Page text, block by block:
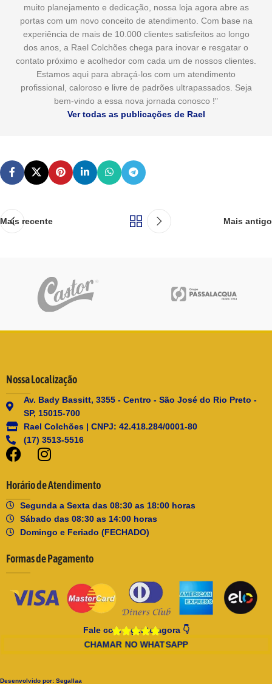
muito planejamento e dedicação, nossa loja agora abre as
portas com um novo conceito de atendimento. Com base na
experiência de mais de 10.000 clientes satisfeitos ao longo
dos anos, a Rael Colchões chega para inovar e resgatar o
contato próximo e acolhedor com cada um de nossos clientes.
Estamos aqui para abraçá-los com um atendimento
profissional, caloroso e livre de padrões ultrapassados. Seja
bem-vindo a essa nova jornada conosco !"
Ver todas as publicações de Rael
Mais recente Mais antigo
Nossa Localização
Av. Bady Bassitt, 3355 - Centro - São José do Rio Preto -
SP, 15015-700
Rael Colchões | CNPJ: 42.418.284/0001-80
(17) 3513-5516
Horário de Atendimento
Segunda a Sexta das 08:30 as 18:00 horas
Sábado das 08:30 as 14:00 horas
Domingo e Feriado (FECHADO)
Formas de Pagamento
Fale com a gente agora 👇
CHAMAR NO WHATSAPP
Desenvolvido por: Segallaa